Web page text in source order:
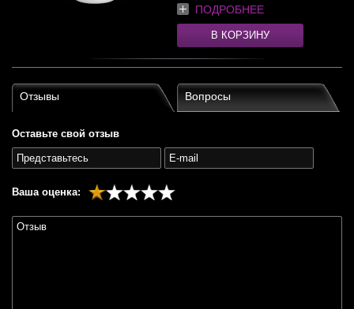
ПОДРОБНЕЕ
В КОРЗИНУ
Отзывы Вопросы
Оставьте свой отзыв
Ваша оценка: